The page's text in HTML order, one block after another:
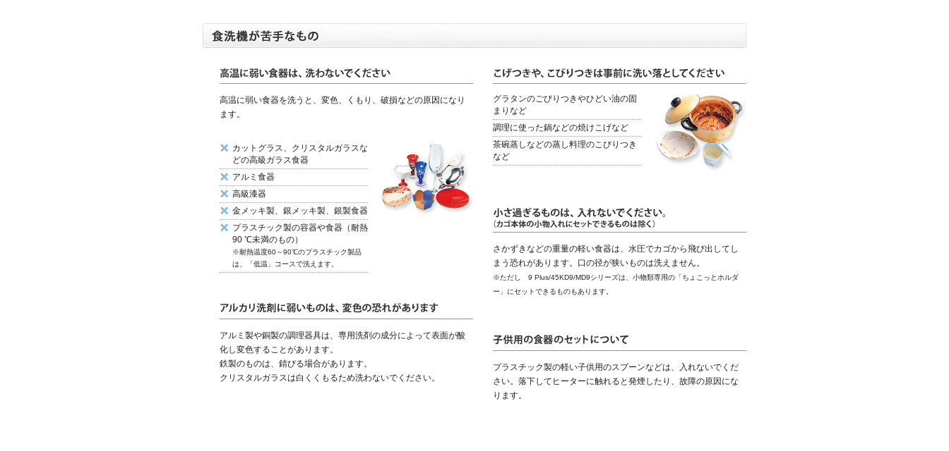
高温に弱い食器を洗うと、変色、くもり、破損などの原因になり
ます。
カットグラス、クリスタルガラスな
どの高級ガラス食器
アルミ食器
高級漆器
金メッキ製、銀メッキ製、銀製食器
プラスチック製の容器や食器（耐熱
90 ℃未満のもの）
※耐熱温度60～90℃のプラスチック製品
は、「低温」コースで洗えます。
アルミ製や銅製の調理器具は、専用洗剤の成分によって表面が酸
化し変色することがあります。
鉄製のものは、錆びる場合があります。
クリスタルガラスは白くくもるため洗わないでください。
グラタンのごびりつきやひどい油の固
まりなど
調理に使った鍋などの焼けこげなど
茶碗蒸しなどの蒸し料理のこびりつき
など
さかずきなどの重量の軽い食器は、水圧でカゴから飛び出してし
まう恐れがあります。口の径が狭いものは洗えません。
※ただし 9 Plus/45KD9/MD9シリーズは、小物類専用の「ちょこっとホルダ
ー」にセットできるものもあります。
プラスチック製の軽い子供用のスプーンなどは、入れないでくだ
さい。落下してヒーターに触れると発煙したり、故障の原因にな
ります。